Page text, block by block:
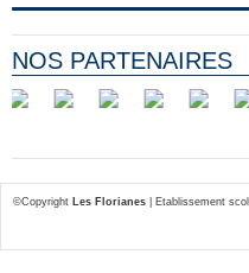
NOS PARTENAIRES
©Copyright Les Florianes | Etablissement